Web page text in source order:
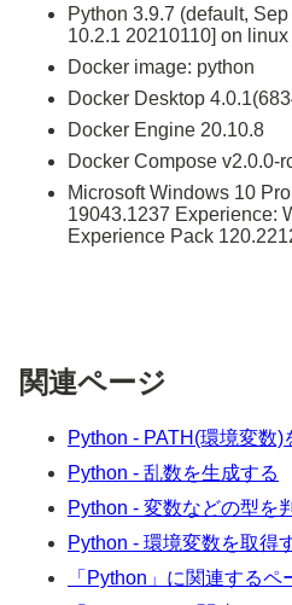
Python 3.9.7 (default,
10.2.1 20210110] on linux
Docker image: python
Docker Desktop
Docker Engine 20.10.8
Docker Compose v2.0.0-
Microsoft Windows 10
19043.1237 Experience:
Experience Pack
関連ページ
Python - PATH(環境変数)
Python - 乱数を生成する
Python - 変数などの型を
Python - 環境変数を取得
「Python」に関連するペ